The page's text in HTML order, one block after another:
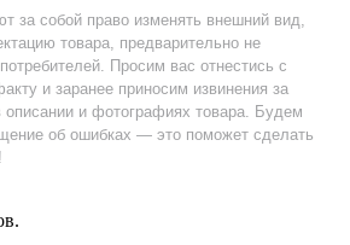
за собой право изменять внешний вид,
товара, предварительно не
Просим вас отнестись с
и заранее приносим извинения за
описании и фотографиях товара. Будем
об ошибках — это поможет сделать